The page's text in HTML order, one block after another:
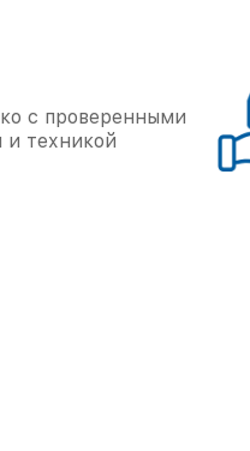
с проверенными
и техникой